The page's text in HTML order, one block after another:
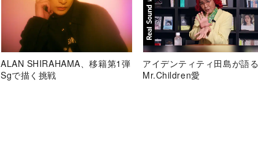
ALAN SHIRAHAMA、移籍第1弾
Sgで描く挑戦
アイデンティティ田島が語る
Mr.Children愛